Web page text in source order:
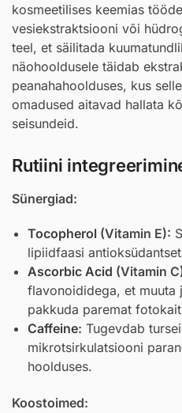
kosmeetilises keemias
vesiekstraktsiooni või
teel, et säilitada
näohooldusele täidab
peanahahoolduses, kus
omadused aitavad hallata
seisundeid.
Rutiini
Sünergiad:
Tocopherol (Vitamin E):
lipiidfaasi
Ascorbic Acid (Vitamin
flavonoididega, et muuta
pakkuda paremat
Caffeine: Tugevdab
mikrotsirkulatsiooni
hoolduses.
Koostoimed: